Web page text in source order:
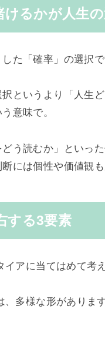
けるかが人生
た「確率」の選択で
というより「人生
意味で。
う読むか」といっ
には個性や価値観も
する3要素
アに当てはめて考
、多様な形がありま